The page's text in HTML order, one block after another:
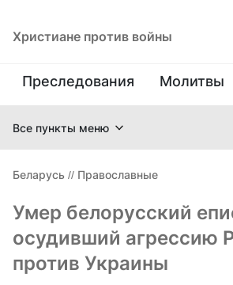
Христиане против войны
Преследования Молитвы
Все пункты меню
Беларусь // Православные
Умер белорусский
осудивший агрессию
против Украины